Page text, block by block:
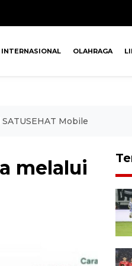
INTERNASIONAL OLAHRAGA
Mobile
melalui